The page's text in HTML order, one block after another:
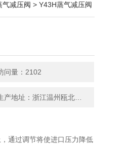
气减压阀 > Y43H蒸气减压阀
问量：2102
通过调节将使进口压力降低